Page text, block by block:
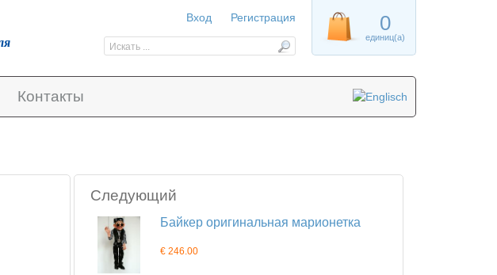
Контакты
Следующий
Байкер оригинальная марионетка
€ 246.00
0
единиц(а)
Вход Регистрация